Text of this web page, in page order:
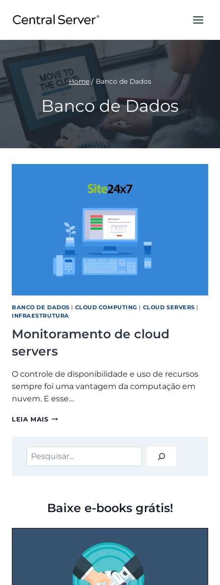
para
Conteúdo
Home / Banco de Dados
Banco de Dados
BANCO DE DADOS | CLOUD COMPUTING | CLOUD SERVERS |
INFRAESTRUTURA
Monitoramento de cloud
servers
O controle de disponibilidade e uso de recursos
sempre foi uma vantagem da computação em
nuvem. E esse…
LEIA MAISMONITORAMENTO
SERVERS
Pesquisar
Baixe e-books grátis!